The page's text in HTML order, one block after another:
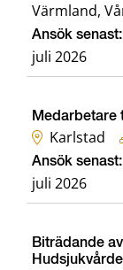
Värmland,
Ansök senast:
juli 2026
Medarbetare
Karlstad
Ansök senast:
juli 2026
Biträdande